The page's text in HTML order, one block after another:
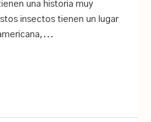
una historia muy
insectos tienen un lugar